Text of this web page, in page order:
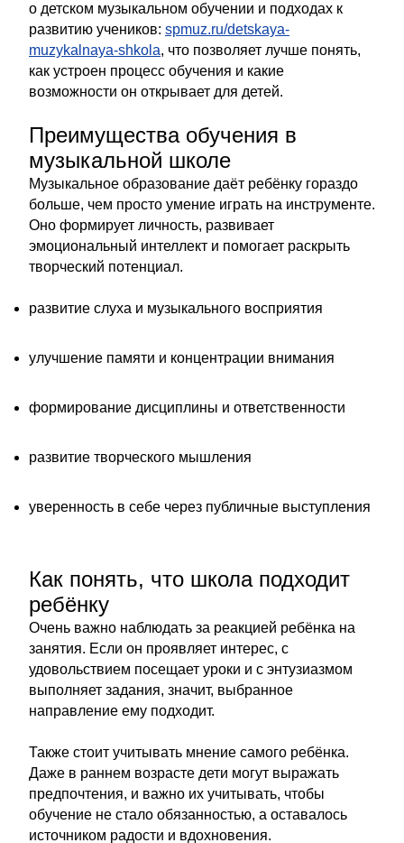
о детском музыкальном обучении и подходах к
развитию учеников: spmuz.ru/detskaya-
muzykalnaya-shkola, что позволяет лучше понять,
как устроен процесс обучения и какие
возможности он открывает для детей.
Преимущества обучения в
музыкальной школе
Музыкальное образование даёт ребёнку гораздо
больше, чем просто умение играть на инструменте.
Оно формирует личность, развивает
эмоциональный интеллект и помогает раскрыть
творческий потенциал.
развитие слуха и музыкального восприятия
улучшение памяти и концентрации внимания
формирование дисциплины и ответственности
развитие творческого мышления
уверенность в себе через публичные выступления
Как понять, что школа подходит
ребёнку
Очень важно наблюдать за реакцией ребёнка на
занятия. Если он проявляет интерес, с
удовольствием посещает уроки и с энтузиазмом
выполняет задания, значит, выбранное
направление ему подходит.
Также стоит учитывать мнение самого ребёнка.
Даже в раннем возрасте дети могут выражать
предпочтения, и важно их учитывать, чтобы
обучение не стало обязанностью, а оставалось
источником радости и вдохновения.